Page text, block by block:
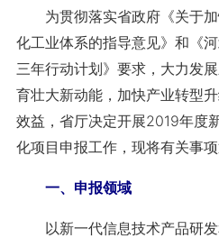
为贯彻落实省政府《关于加
化工业体系的指导意见》和《
三年行动计划》要求，大力发
育壮大新动能，加快产业转型
效益，省厅决定开展2019年度
化项目申报工作，现将有关事项
一、申报领域
以新一代信息技术产品研发